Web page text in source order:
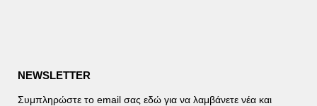
NEWSLETTER
Συμπληρώστε το email σας εδώ για να λαμβάνετε νέα και